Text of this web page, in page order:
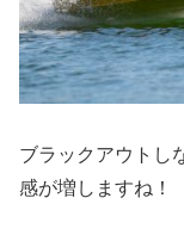
ブラックアウトし
感が増しますね！